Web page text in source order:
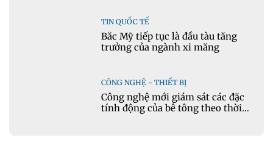
TIN QUỐC TẾ
Bắc Mỹ tiếp tục là đầu tàu tăng
trưởng của ngành xi măng
CÔNG NGHỆ - THIẾT BỊ
Công nghệ mới giám sát các đặc
tính động của bê tông theo thời